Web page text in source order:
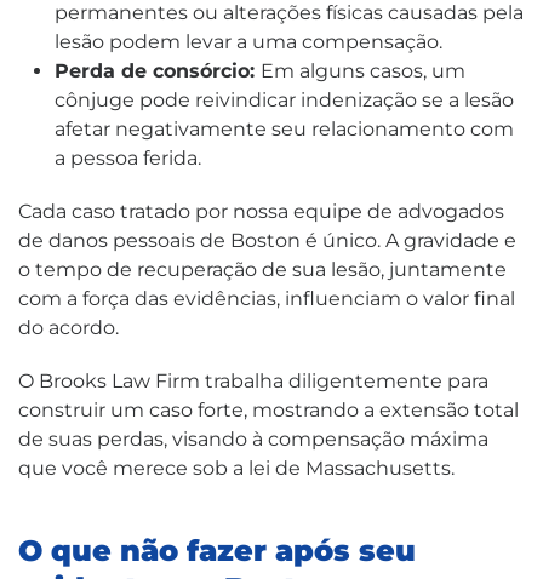
permanentes ou alterações físicas causadas pela
lesão podem levar a uma compensação.
Perda de consórcio: Em alguns casos, um
cônjuge pode reivindicar indenização se a lesão
afetar negativamente seu relacionamento com
a pessoa ferida.
Cada caso tratado por nossa equipe de advogados
de danos pessoais de Boston é único. A gravidade e
o tempo de recuperação de sua lesão, juntamente
com a força das evidências, influenciam o valor final
do acordo.
O Brooks Law Firm trabalha diligentemente para
construir um caso forte, mostrando a extensão total
de suas perdas, visando à compensação máxima
que você merece sob a lei de Massachusetts.
O que não fazer após seu